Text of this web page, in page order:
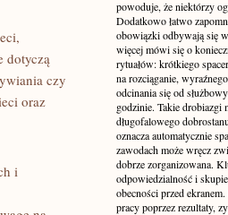
dotyczą
czy
oraz
i
powoduje, że niektórzy
Dodatkowo łatwo
obowiązki odbywają się
więcej mówi się o
rytuałów: krótkiego
na rozciąganie,
odcinania się od
godzinie. Takie drobiazgi
długofalowego
oznacza automatycznie
zawodach może wręcz
dobrze zorganizowana.
odpowiedzialność i
obecności przed
pracy poprzez rezultaty,